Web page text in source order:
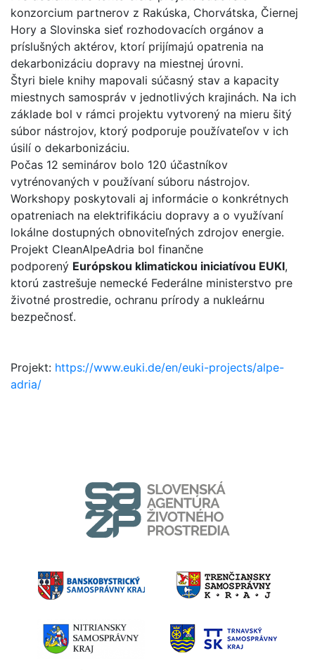
konzorcium partnerov z Rakúska, Chorvátska, Čiernej
Hory a Slovinska sieť rozhodovacích orgánov a
príslušných aktérov, ktorí prijímajú opatrenia na
dekarbonizáciu dopravy na miestnej úrovni.
Štyri biele knihy mapovali súčasný stav a kapacity
miestnych samospráv v jednotlivých krajinách. Na ich
základe bol v rámci projektu vytvorený na mieru šitý
súbor nástrojov, ktorý podporuje používateľov v ich
úsilí o dekarbonizáciu.
Počas 12 seminárov bolo 120 účastníkov
vytrénovaných v používaní súboru nástrojov.
Workshopy poskytovali aj informácie o konkrétnych
opatreniach na elektrifikáciu dopravy a o využívaní
lokálne dostupných obnoviteľných zdrojov energie.
Projekt CleanAlpeAdria bol finančne
podporený Európskou klimatickou iniciatívou EUKI,
ktorú zastrešuje nemecké Federálne ministerstvo pre
životné prostredie, ochranu prírody a nukleárnu
bezpečnosť.
Projekt: https://www.euki.de/en/euki-projects/alpe-
adria/